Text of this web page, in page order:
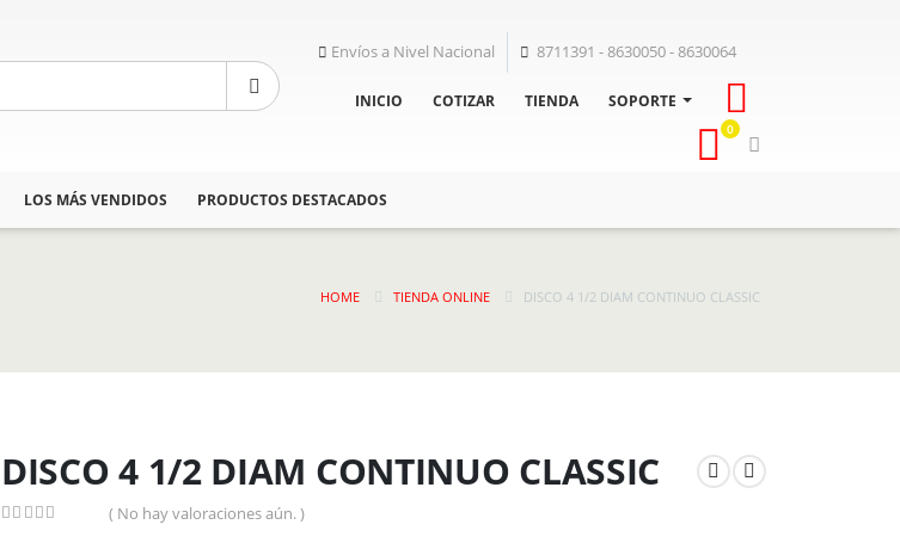
Envíos a Nivel Nacional 8711391 - 8630050 - 8630064
INICIO COTIZAR TIENDA SOPORTE
0
LOS MÁS VENDIDOS PRODUCTOS DESTACADOS
HOME TIENDA ONLINE DISCO 4 1/2 DIAM CONTINUO CLASSIC
DISCO 4 1/2 DIAM CONTINUO CLASSIC
( No hay valoraciones aún. )